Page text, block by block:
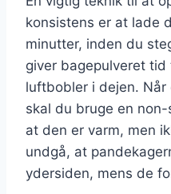
konsistens er at lade
minutter, inden du
giver bagepulveret
luftbobler i dejen.
skal du bruge en
at den er varm, men
undgå, at
ydersiden, mens de